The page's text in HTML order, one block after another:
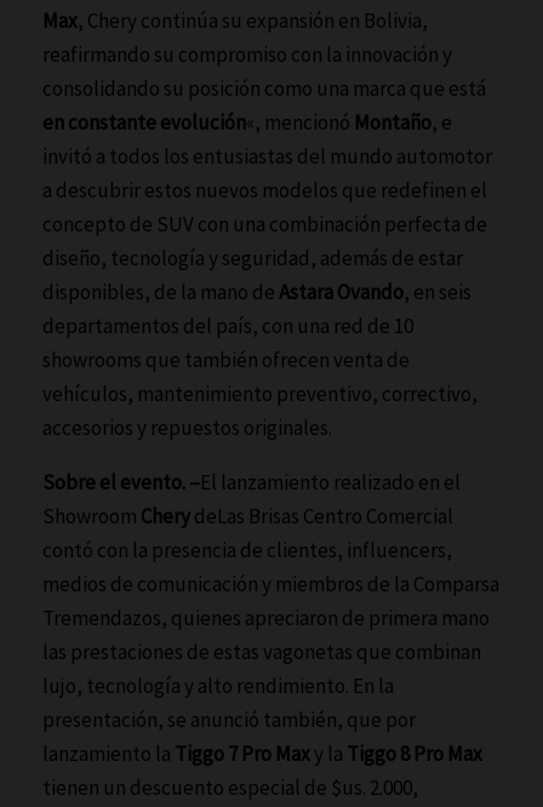
Max, Chery continúa su expansión en Bolivia,
reafirmando su compromiso con la innovación y
consolidando su posición como una marca que está
en constante evolución«, mencionó Montaño, e
invitó a todos los entusiastas del mundo automotor
a descubrir estos nuevos modelos que redefinen el
concepto de SUV con una combinación perfecta de
diseño, tecnología y seguridad, además de estar
disponibles, de la mano deAstara Ovando, en seis
departamentos del país, con una red de 10
showrooms que también ofrecen venta de
vehículos, mantenimiento preventivo, correctivo,
accesorios y repuestos originales.
Sobre el evento. –El lanzamiento realizado en el
Showroom CherydeLas Brisas Centro Comercial
contó con la presencia de clientes, influencers,
medios de comunicación y miembros de la Comparsa
Tremendazos, quienes apreciaron de primera mano
las prestaciones de estas vagonetas que combinan
lujo, tecnología y alto rendimiento. En la
presentación, se anunció también, que por
lanzamiento la Tiggo 7 Pro Maxy la Tiggo 8 Pro Max
tienen un descuento especial de $us. 2.000,